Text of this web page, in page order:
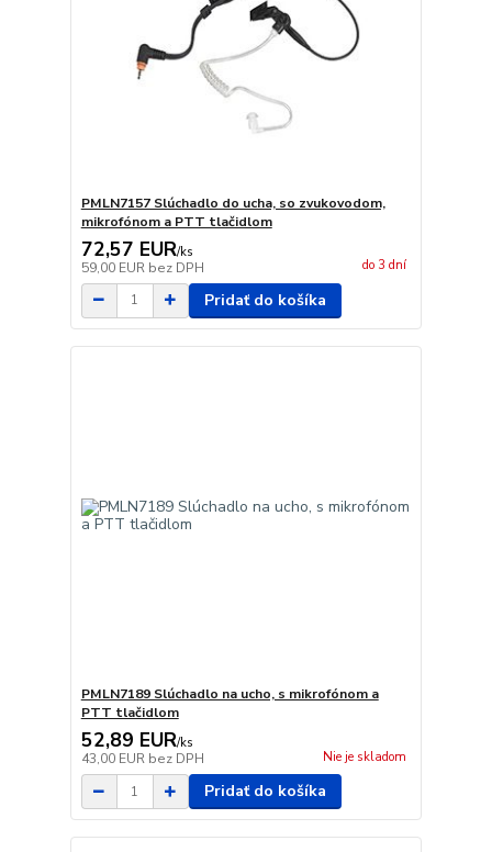
PMLN7157 Slúchadlo do ucha, so zvukovodom,
mikrofónom a PTT tlačidlom
72,57 EUR/ks
59,00 EUR bez DPH do 3 dní
Pridať do košíka
PMLN7189 Slúchadlo na ucho, s mikrofónom a
PTT tlačidlom
52,89 EUR/ks
43,00 EUR bez DPH Nie je skladom
Pridať do košíka